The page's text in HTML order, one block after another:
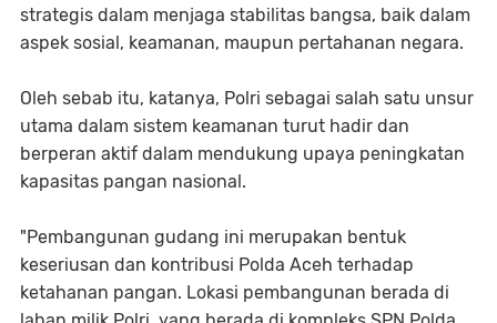
strategis dalam menjaga stabilitas bangsa, baik dalam
aspek sosial, keamanan, maupun pertahanan negara.
Oleh sebab itu, katanya, Polri sebagai salah satu unsur
utama dalam sistem keamanan turut hadir dan
berperan aktif dalam mendukung upaya peningkatan
kapasitas pangan nasional.
"Pembangunan gudang ini merupakan bentuk
keseriusan dan kontribusi Polda Aceh terhadap
ketahanan pangan. Lokasi pembangunan berada di